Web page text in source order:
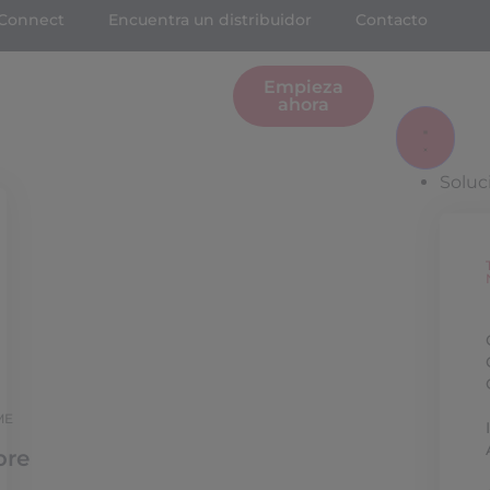
Encuentra un distribuidor Contacto
Empieza
ahora